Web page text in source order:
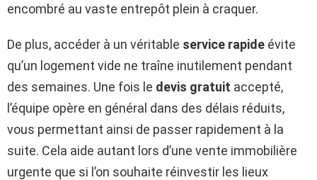
encombré au vaste entrepôt plein à craquer.
De plus, accéder à un véritable service rapide évite
qu’un logement vide ne traîne inutilement pendant
des semaines. Une fois le devis gratuit accepté,
l’équipe opère en général dans des délais réduits,
vous permettant ainsi de passer rapidement à la
suite. Cela aide autant lors d’une vente immobilière
urgente que si l’on souhaite réinvestir les lieux